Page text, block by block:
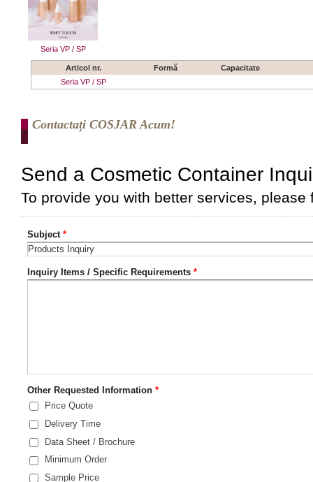
Seria VP / SP
Articol nr. Formă
Capacitate
Seria VP / SP
Contactați COSJAR Acum!